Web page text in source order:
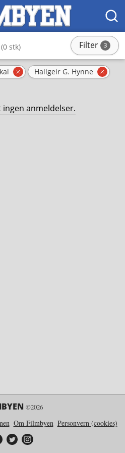
SØK
(0 stk) Filter 3stk
Fjern filter
Hallgeir G. Hynne
ingen anmeldelser.
©2026
Om Filmbyen Personvern (cookies)
på Facebook
Filmbyen på Twitter
Filmbyen på Instagram